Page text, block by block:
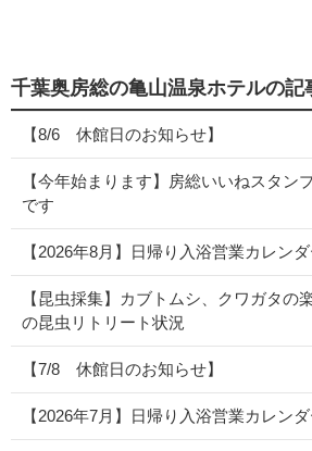
千葉奥房総の亀山温泉ホテルの記
【8/6 休館日のお知らせ】
【今年始まります】房総いいねスタ
です
【2026年8月】日帰り入浴営業カレン
【昆虫採集】カブトムシ、クワガタの
の昆虫リトリート状況
【7/8 休館日のお知らせ】
【2026年7月】日帰り入浴営業カレン